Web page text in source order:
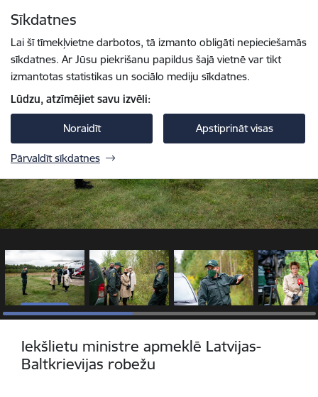
Sīkdatnes
Lai šī tīmekļvietne darbotos, tā izmanto obligāti nepieciešamās
sīkdatnes. Ar Jūsu piekrišanu papildus šajā vietnē var tikt
izmantotas statistikas un sociālo mediju sīkdatnes.
Lūdzu, atzīmējiet savu izvēli:
Noraidīt Apstiprināt visas
Pārvaldīt sīkdatnes
1 / 9
Iekšlietu ministre apmeklē Latvijas-
Baltkrievijas robežu